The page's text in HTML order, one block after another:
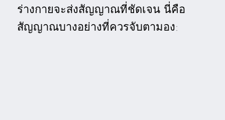
ร่างกายจะส่งสัญญาณที่ชัดเจน นี่คือ
สัญญาณบางอย่างที่ควรจับตามอง: